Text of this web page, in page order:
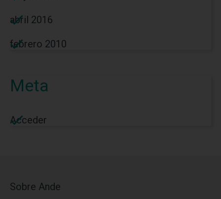
abril 2016
febrero 2010
Meta
Acceder
Sobre Ande